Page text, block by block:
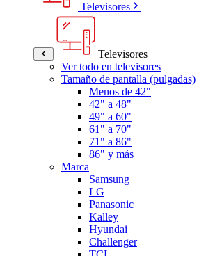
Televisores
Televisores
Ver todo en televisores
Tamaño de pantalla (pulgadas)
Menos de 42"
42" a 48"
49" a 60"
61" a 70"
71" a 86"
86" y más
Marca
Samsung
LG
Panasonic
Kalley
Hyundai
Challenger